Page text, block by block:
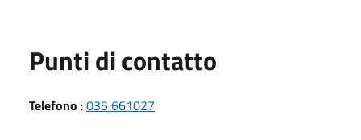
Punti di contatto
Telefono :035 661027